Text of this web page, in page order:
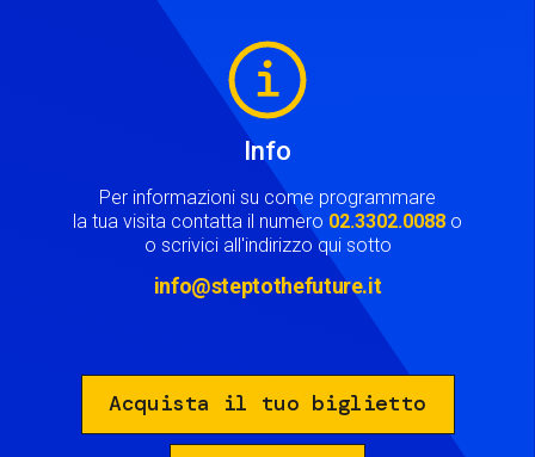
Info
Per informazioni su come programmare
la tua visita contatta il numero 02.3302.0088 o
o scrivici all'indirizzo qui sotto
info@steptothefuture.it
Acquista il tuo biglietto